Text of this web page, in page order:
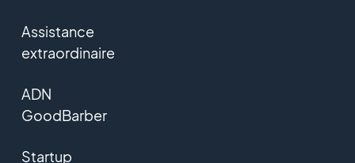
Assistance
extraordinaire
ADN
GoodBarber
Startup